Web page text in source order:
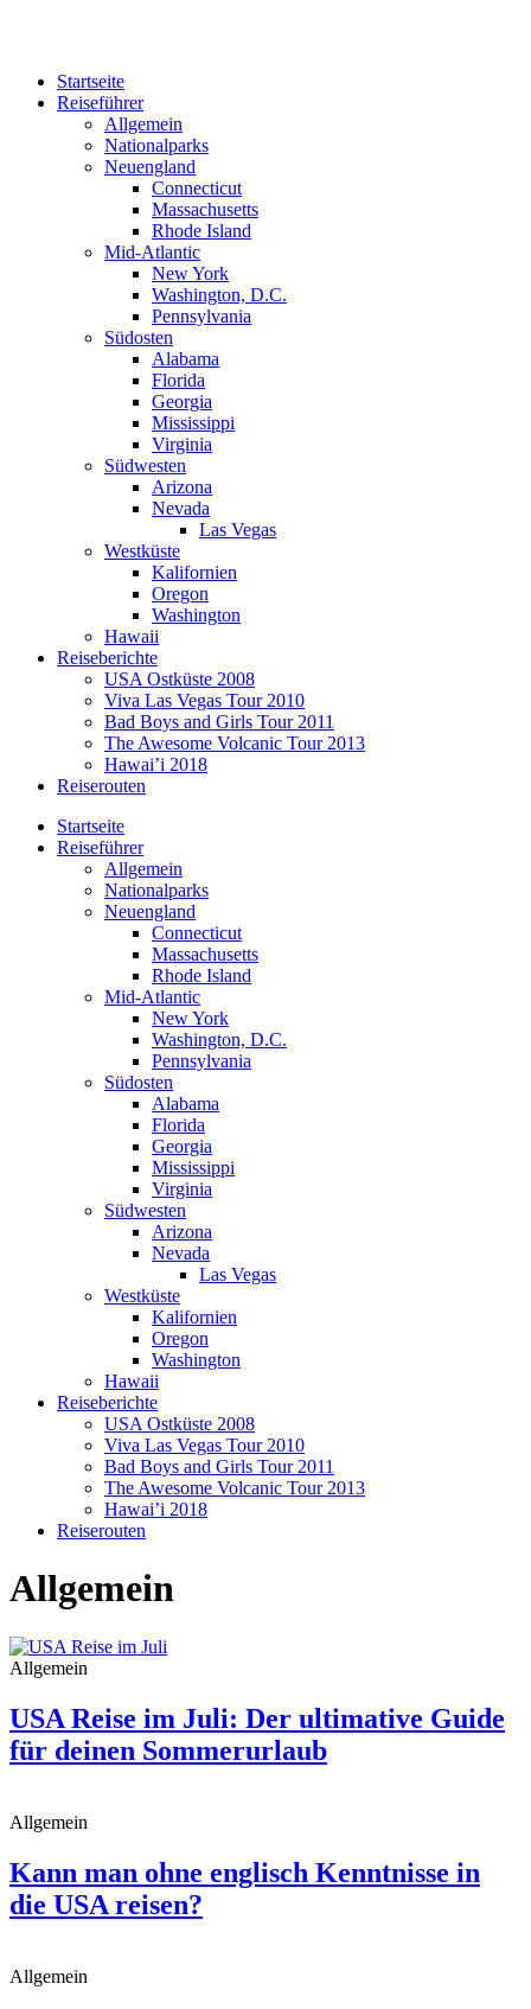
Startseite
Reiseführer
Allgemein
Nationalparks
Neuengland
Connecticut
Massachusetts
Rhode Island
Mid-Atlantic
New York
Washington, D.C.
Pennsylvania
Südosten
Alabama
Florida
Georgia
Mississippi
Virginia
Südwesten
Arizona
Nevada
Las Vegas
Westküste
Kalifornien
Oregon
Washington
Hawaii
Reiseberichte
USA Ostküste 2008
Viva Las Vegas Tour 2010
Bad Boys and Girls Tour 2011
The Awesome Volcanic Tour 2013
Hawai’i 2018
Reiserouten
Startseite
Reiseführer
Allgemein
Nationalparks
Neuengland
Connecticut
Massachusetts
Rhode Island
Mid-Atlantic
New York
Washington, D.C.
Pennsylvania
Südosten
Alabama
Florida
Georgia
Mississippi
Virginia
Südwesten
Arizona
Nevada
Las Vegas
Westküste
Kalifornien
Oregon
Washington
Hawaii
Reiseberichte
USA Ostküste 2008
Viva Las Vegas Tour 2010
Bad Boys and Girls Tour 2011
The Awesome Volcanic Tour 2013
Hawai’i 2018
Reiserouten
Allgemein
Allgemein
USA Reise im Juli: Der ultimative Guide
für deinen Sommerurlaub
Allgemein
Kann man ohne englisch Kenntnisse in
die USA reisen?
Allgemein